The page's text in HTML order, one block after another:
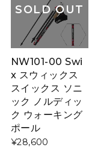
SOLD OUT
NW101-00 Swi
x スウィックス
スイックス ソニ
ック ノルディッ
ク ウォーキング
ポール
¥28,600